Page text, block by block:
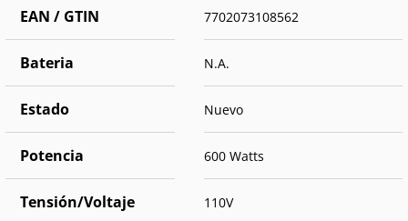
EAN / GTIN 7702073108562
Bateria N.A.
Estado Nuevo
Potencia 600 Watts
Tensión/Voltaje 110V